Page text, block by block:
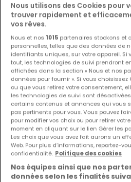
Biens similaires à
Vous n'avez pas trouvé de
intéressent ? Ces annonces
pourraient vous intéresser.
Nous utilisons des Cookies pour
trouver rapidement et
vos rêves.
Nous et nos 1015 partenaires stockons et
personnelles, telles que des données de
identifiants uniques, sur votre appareil. Si
tout, les technologies de suivi prendront
affichées dans la section « Nous et nos
données pour fournir ». Si vous
ou que vous retirez votre consentement,
les technologies de suivi sont
certains contenus et annonces qui vous
pas pertinents pour vous. Vous pouvez
pour modifier vos choix ou pour retirer
moment en cliquant sur le lien Gérer les
Les choix que vous avez fait aurons un
Web. Pour plus d’informations, reportez-
confidentialité. Politique des cookies
Nos équipes ainsi que nos
données selon les finalités